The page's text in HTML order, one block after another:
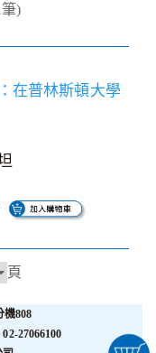
)
在普林斯頓大學
頁
機808
27066100